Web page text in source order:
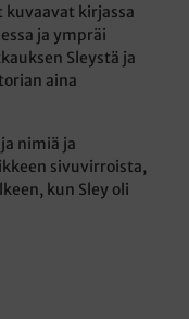
kuvaavat kirjassa
ja ympräi
Sleystä ja
aina
nimiä ja
sivuvirroista,
kun Sley oli